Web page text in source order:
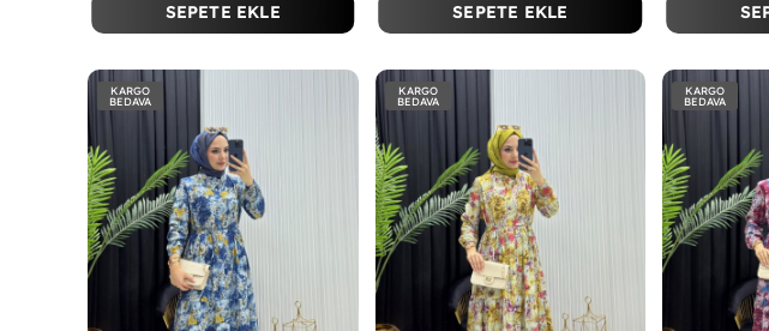
SEPETE EKLE SEPETE EKLE
KARGO
BEDAVA
KARGO
BEDAVA
KARGO
BEDAVA